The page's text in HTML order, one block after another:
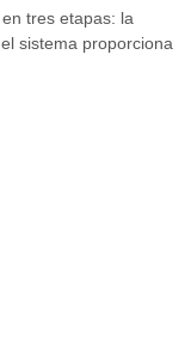
tres etapas: la
sistema proporciona